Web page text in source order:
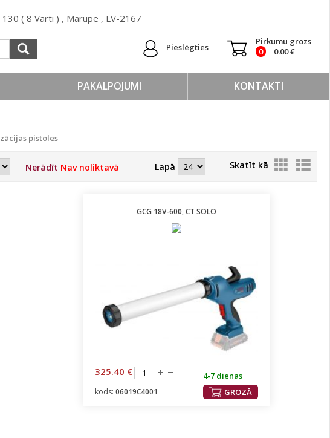
130 ( 8 Vārti ) , Mārupe , LV-2167
Pieslēgties
Pirkumu grozs
0
0.00€
PAKALPOJUMI KONTAKTI
pistoles
Skatīt kā
Nerādīt Nav noliktavā Lapā
GCG 18V-600, CT SOLO
325.40 €
4-7 dienas
GROZĀ
kods: 06019C4001